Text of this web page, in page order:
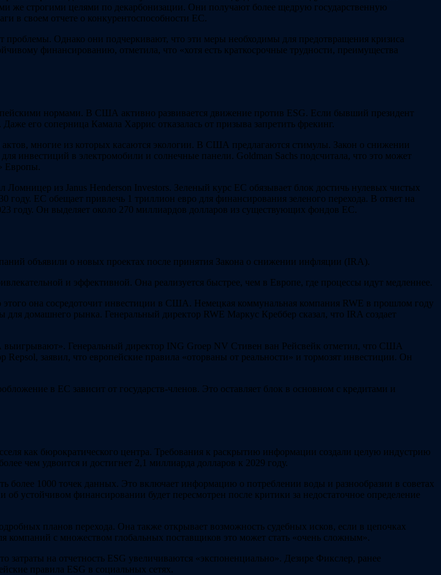
же строгими целями по декарбонизации. Они получают более щедрую государственную
в своем отчете о конкурентоспособности ЕС.
Однако они подчеркивают, что эти меры необходимы для предотвращения кризиса
финансированию, отметила, что «хотя есть краткосрочные трудности, преимущества
нормами. В США активно развивается движение против ESG. Если бывший президент
его соперница Камала Харрис отказалась от призыва запретить фрекинг.
многие из которых касаются экологии. В США предлагаются стимулы. Закон о снижении
инвестиций в электромобили и солнечные панели. Goldman Sachs подсчитала, что это может
Европы.
из Janus Henderson Investors. Зеленый курс ЕС обязывает блок достичь нулевых чистых
ЕС обещает привлечь 1 триллион евро для финансирования зеленого перехода. В ответ на
году. Он выделяет около 270 миллиардов долларов из существующих фондов ЕС.
объявили о новых проектах после принятия Закона о снижении инфляции (IRA).
и эффективной. Она реализуется быстрее, чем в Европе, где процессы идут медленнее.
она сосредоточит инвестиции в США. Немецкая коммунальная компания RWE в прошлом году
домашнего рынка. Генеральный директор RWE Маркус Креббер сказал, что IRA создает
Генеральный директор ING Groep NV Стивен ван Рейсвейк отметил, что США
заявил, что европейские правила «оторваны от реальности» и тормозят инвестиции. Он
в ЕС зависит от государств-членов. Это оставляет блок в основном с кредитами и
как бюрократического центра. Требования к раскрытию информации создали целую индустрию
чем удвоится и достигнет 2,1 миллиарда долларов к 2029 году.
более 1000 точек данных. Это включает информацию о потреблении воды и разнообразии в советах
устойчивом финансировании будет пересмотрен после критики за недостаточное определение
планов перехода. Она также открывает возможность судебных исков, если в цепочках
с множеством глобальных поставщиков это может стать «очень сложным».
на отчетность ESG увеличиваются «экспоненциально». Дезире Фикслер, ранее
правила ESG в социальных сетях.